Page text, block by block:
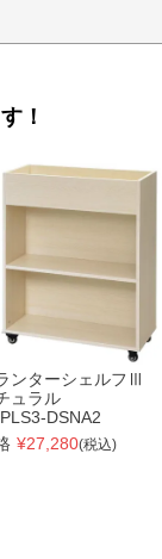
！
ンターシェルフⅢ
ュラル
DSNA2
¥27,280(税込)